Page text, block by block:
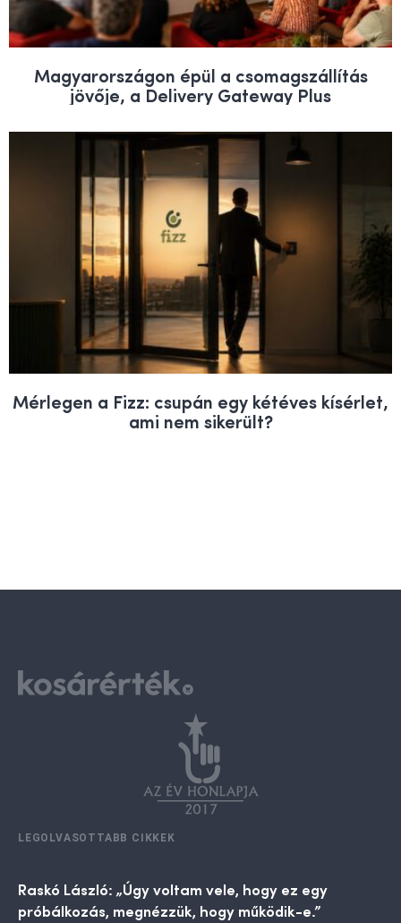
Magyarországon épül a csomagszállítás
jövője, a Delivery Gateway Plus
Mérlegen a Fizz: csupán egy kétéves kísérlet,
ami nem sikerült?
LEGOLVASOTTABB CIKKEK
Raskó László: „Úgy voltam vele, hogy ez egy
próbálkozás, megnézzük, hogy működik-e.”